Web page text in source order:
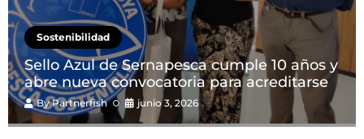
Sostenibilidad
Sello Azul de Sernapesca cumple 10 años y
abre nueva convocatoria para acreditarse
ByPartnerfish junio 3, 2026